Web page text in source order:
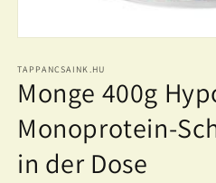
in
Modal
öffnen
TAPPANCSAINK.HU
Monge 400g
Monoprotein-
in der Dose